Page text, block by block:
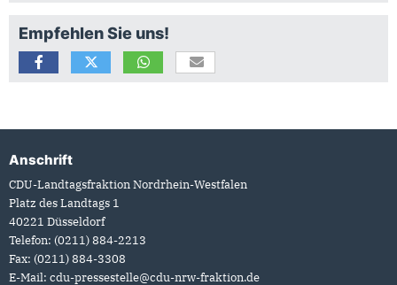
Empfehlen Sie uns!
Fußbereich
Anschrift
CDU-Landtagsfraktion Nordrhein-Westfalen
Platz des Landtags 1
40221 Düsseldorf
Telefon: (0211) 884-2213
Fax: (0211) 884-3308
E-Mail: cdu-pressestelle@cdu-nrw-fraktion.de